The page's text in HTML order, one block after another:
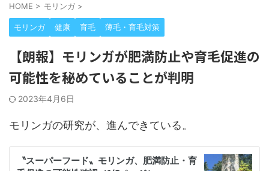
HOME > モリンガ >
モリンガ 健康 育毛 薄毛・育毛対策
【朗報】モリンガが肥満防止や育毛促進の
可能性を秘めていることが判明
2023年4月6日
モリンガの研究が、進んできている。